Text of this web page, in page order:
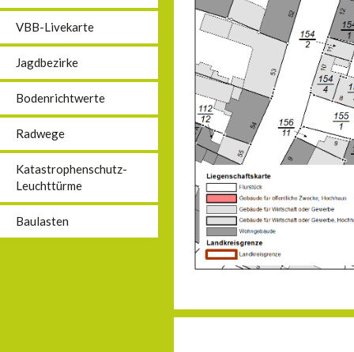
VBB-Livekarte
Jagdbezirke
Bodenrichtwerte
Radwege
Katastrophenschutz-
Leuchttürme
Baulasten